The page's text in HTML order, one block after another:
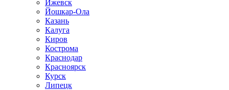
Ижевск
Йошкар-Ола
Казань
Калуга
Киров
Кострома
Краснодар
Красноярск
Курск
Липецк